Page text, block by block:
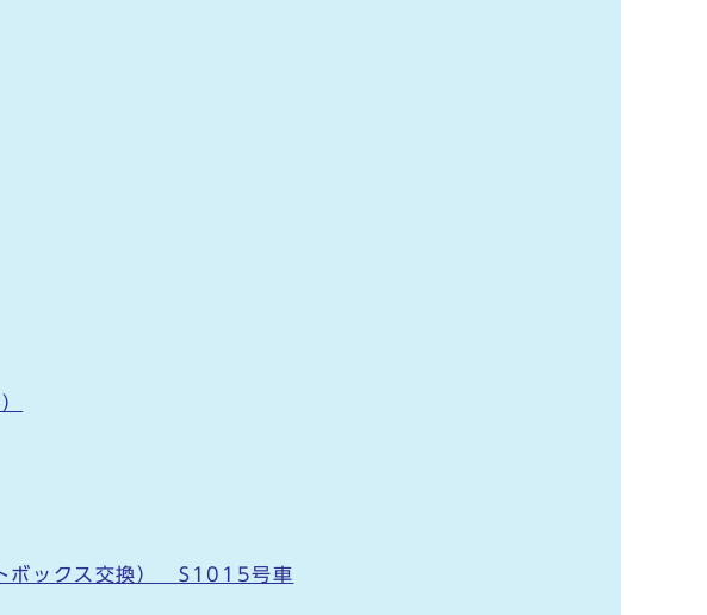
ボックス交換） S1015号車